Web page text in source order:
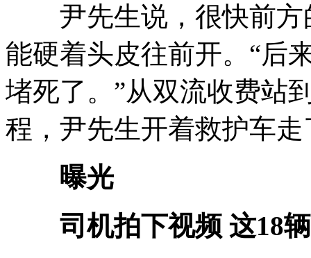
尹先生说，很快前方
能硬着头皮往前开。“后
堵死了。”从双流收费站
程，尹先生开着救护车走
曝光
司机拍下视频 这18辆